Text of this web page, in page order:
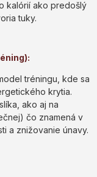
kalórií ako predošlý
tuky.
tréningu, kde sa
krytia.
ako aj na
čo znamená v
a znižovanie únavy.